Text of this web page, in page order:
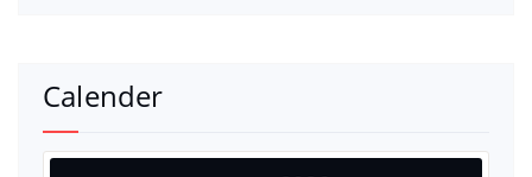
Calender